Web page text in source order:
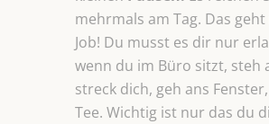
mehrmals am Tag. Das
Job! Du musst es dir nur
wenn du im Büro sitzt, steh
streck dich, geh ans
Tee. Wichtig ist nur das du